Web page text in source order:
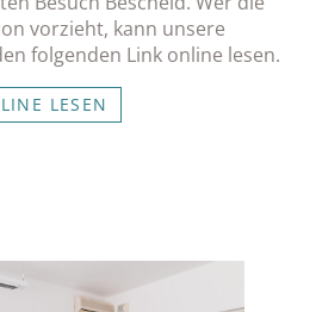
vorzieht, kann unsere
folgenden Link online lesen.
LESEN